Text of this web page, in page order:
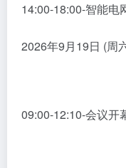
14:00-18:00-智能电
2026年9月19日 (周
09:00-12:10-会议开